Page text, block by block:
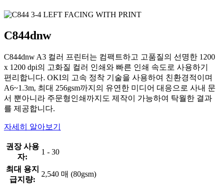
C844dnw
C844dnw A3 컬러 프린터는 컴팩트하고 고품질의 선명한 1200
x 1200 dpi의 고화질 컬러 인쇄와 빠른 인쇄 속도로 사용하기
편리합니다. OKI의 고속 정착 기술을 사용하여 친환경적이며
A6~1.3m, 최대 256gsm까지의 유연한 미디어 대응으로 사내 문
서 뿐아니라 주문형인쇄까지도 제작이 가능하여 탁월한 결과
를 제공합니다.
자세히 알아보기
권장 사용
자:
1 - 30
최대 용지
급지량:
2,540 매 (80gsm)